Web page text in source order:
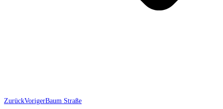
ZurückVorigerBaum Straße